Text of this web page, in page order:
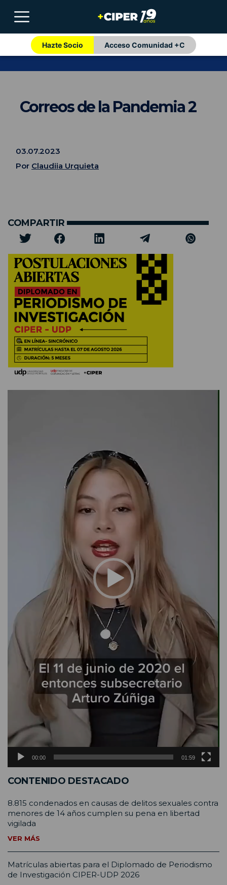
Hazte Socio Acceso Comunidad +C
Correos de la Pandemia 2
03.07.2023
Por Claudiia Urquieta
COMPARTIR
00:00 01:59
CONTENIDO DESTACADO
8.815 condenados en causas de delitos sexuales contra
menores de 14 años cumplen su pena en libertad
vigilada
VER MÁS
Matrículas abiertas para el Diplomado de Periodismo
de Investigación CIPER-UDP 2026